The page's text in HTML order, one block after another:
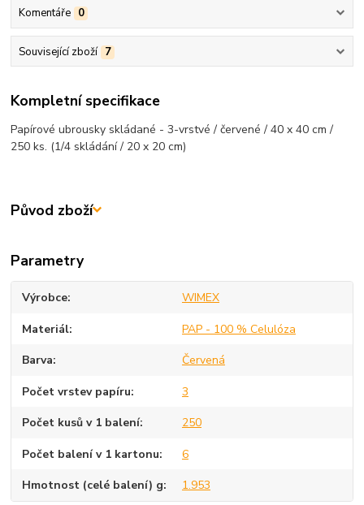
Komentáře 0
Související zboží 7
Kompletní specifikace
Papírové ubrousky skládané - 3-vrstvé / červené / 40 x 40 cm /
250 ks. (1/4 skládání / 20 x 20 cm)
Původ zboží
Parametry
Výrobce WIMEX
Materiál PAP - 100 % Celulóza
Barva Červená
Počet vrstev papíru 3
Počet kusů v 1 balení 250
Počet balení v 1 kartonu 6
Hmotnost (celé balení) g 1.953